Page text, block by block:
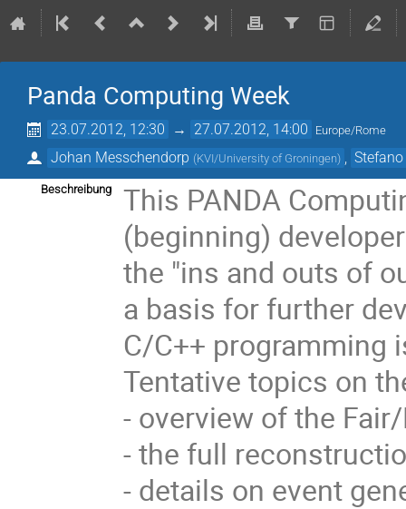
Panda Computing Week
23.07.2012, 12:30 → 27.07.2012, 14:00 Europe/Rome
Johan Messchendorp (KVI/University of Groningen)
Beschreibung
This PANDA
(beginning)
the "ins and outs of
a basis for further
C/C++ programming
Tentative topics on
- overview of the
- the full
- details on event